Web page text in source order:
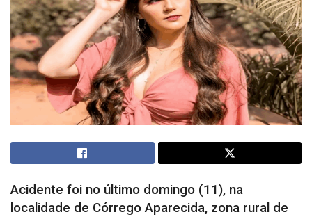
Acidente foi no último domingo (11), na
localidade de Córrego Aparecida, zona rural de